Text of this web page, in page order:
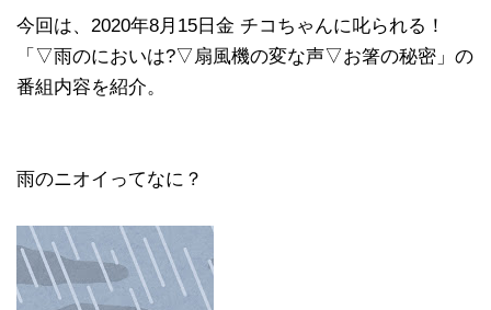
今回は、2020年8月15日金 チコちゃんに叱られる！
「▽雨のにおいは?▽扇風機の変な声▽お箸の秘密」の
番組内容を紹介。
雨のニオイってなに？